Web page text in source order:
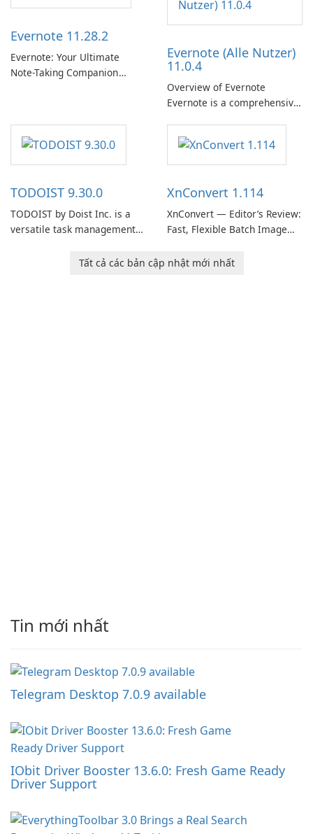
Thunderbird desktop email
client designed for
need predictable …
Evernote 11.28.2
Evernote: Your Ultimate
Note-Taking Companion
helps users capture ideas,
organize to-do lists, and keep
track of important
Evernote (Alle Nutzer)
11.0.4
Overview of Evernote
Evernote is a comprehensive
software designed to help
users capture, organize, and
access information across
TODOIST 9.30.0
TODOIST by Doist Inc. is a
versatile task management
individuals and teams
XnConvert 1.114
XnConvert — Editor’s Review:
Fast, Flexible Batch Image
macOS and Linux XnConvert
Tất cả các bản cập nhật mới nhất
Tin mới nhất
Telegram Desktop 7.0.9 available
IObit Driver Booster 13.6.0: Fresh Game Ready
Driver Support